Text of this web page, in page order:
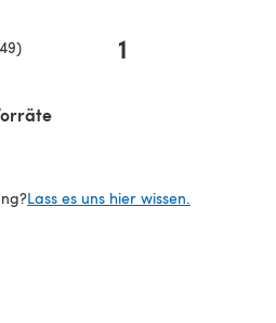
1
Lass es uns hier wissen.